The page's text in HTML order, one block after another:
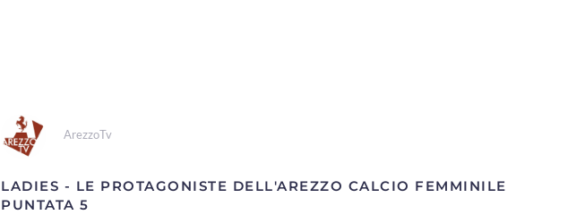
ArezzoTv
LADIES - LE PROTAGONISTE DELL'AREZZO CALCIO FEMMINILE
PUNTATA 5